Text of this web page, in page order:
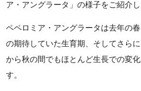
ア・アングラータ」の様子をご紹介し
ペペロミア・アングラータは去年の
の期待していた生育期、そしてさら
から秋の間でもほとんど生長での変
す。